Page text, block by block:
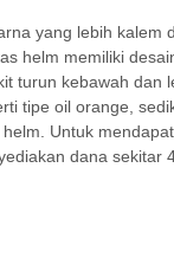
yang lebih kalem
helm memiliki
turun kebawah dan
tipe oil orange,
Untuk
dana sekitar